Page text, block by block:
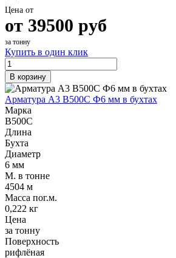
Цена от
от 39500 руб
за тонну
Купить в один клик
В корзину
Арматура А3 В500С Ф6 мм в бухтах
Марка
В500С
Длина
Бухта
Диаметр
6 мм
М. в тонне
4504 м
Масса пог.м.
0,222 кг
Цена
за тонну
Поверхность
рифлёная